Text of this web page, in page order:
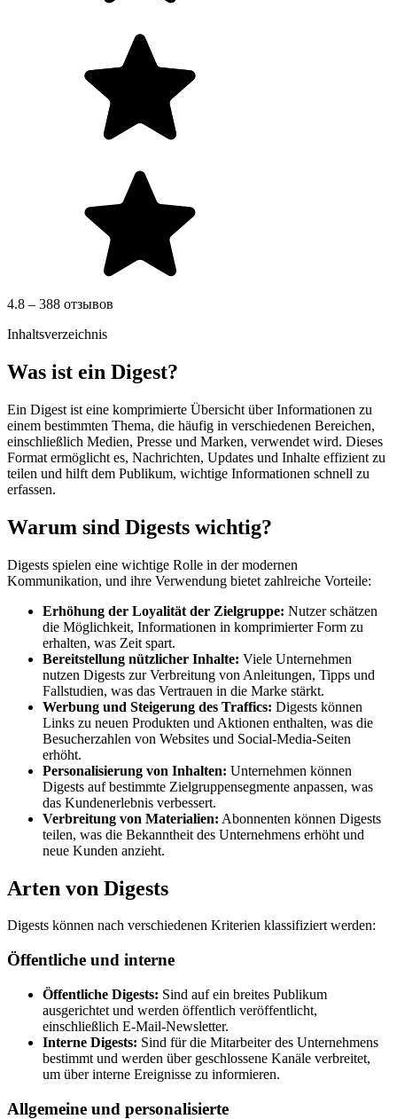
4.8 – 388 отзывов
Inhaltsverzeichnis
Was ist ein Digest?
Ein Digest ist eine komprimierte Übersicht über Informationen zu
einem bestimmten Thema, die häufig in verschiedenen Bereichen,
einschließlich Medien, Presse und Marken, verwendet wird. Dieses
Format ermöglicht es, Nachrichten, Updates und Inhalte effizient zu
teilen und hilft dem Publikum, wichtige Informationen schnell zu
erfassen.
Warum sind Digests wichtig?
Digests spielen eine wichtige Rolle in der modernen
Kommunikation, und ihre Verwendung bietet zahlreiche Vorteile:
Erhöhung der Loyalität der Zielgruppe: Nutzer schätzen
die Möglichkeit, Informationen in komprimierter Form zu
erhalten, was Zeit spart.
Bereitstellung nützlicher Inhalte: Viele Unternehmen
nutzen Digests zur Verbreitung von Anleitungen, Tipps und
Fallstudien, was das Vertrauen in die Marke stärkt.
Werbung und Steigerung des Traffics: Digests können
Links zu neuen Produkten und Aktionen enthalten, was die
Besucherzahlen von Websites und Social-Media-Seiten
erhöht.
Personalisierung von Inhalten: Unternehmen können
Digests auf bestimmte Zielgruppensegmente anpassen, was
das Kundenerlebnis verbessert.
Verbreitung von Materialien: Abonnenten können Digests
teilen, was die Bekanntheit des Unternehmens erhöht und
neue Kunden anzieht.
Arten von Digests
Digests können nach verschiedenen Kriterien klassifiziert werden:
Öffentliche und interne
Öffentliche Digests: Sind auf ein breites Publikum
ausgerichtet und werden öffentlich veröffentlicht,
einschließlich E-Mail-Newsletter.
Interne Digests: Sind für die Mitarbeiter des Unternehmens
bestimmt und werden über geschlossene Kanäle verbreitet,
um über interne Ereignisse zu informieren.
Allgemeine und personalisierte